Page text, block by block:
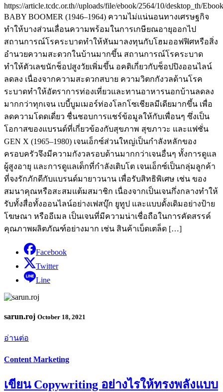
https://article.tcdc.or.th//uploads/file/ebook/2564/10/desktop_th/
BABY BOOMER (1946–1964) ความไม่แน่นอนทางเศรษฐกิจ
ทำให้บางส่วนเลื่อนความพร้อมในการเกษียณอายุออกไป
สถานการณ์โรคระบาดทำให้หันมาลงทุนกับโฮมออฟฟิศหรือสิ่ง
อำนวยความสะดวกในบ้านมากขึ้น สถานการณ์โรคระบาด
ทำให้ตัวเลขนักช็อปสูงวัยเพิ่มขึ้น อคติเกี่ยวกับช็อปปิงออนไลน์
ลดลง เนื่องจากความสะดวกสบาย ความวิตกกังวลด้านโรค
ระบาดทำให้อัตราการท่องเที่ยวและทานอาหารนอกบ้านลดลง
มากกว่าทุกเจน เบบี้บูมเมอร์ท่องโลกโซเชียลมีเดียมากขึ้น เพื่อ
ลดความโดดเดี่ยว ชื่นชอบการแชร์ข้อมูลให้กับเพื่อนๆ ซึ่งเป็น
โอกาสของแบรนด์ที่เกี่ยวข้องกับสุขภาพ สุขภาวะ และแฟชั่น
GEN X (1965–1980) เจนเอ็กซ์ส่วนใหญ่เป็นกำลังหลักของ
ครอบครัวจึงมีความกังวลรอบด้านมากกว่าเจนอื่นๆ ทั้งการดูแล
ผู้สูงอายุ และการดูแลเด็กที่กำลังเติบโต เจนเอ็กซ์เป็นกลุ่มลูกค้า
ที่จงรักภักดีกับแบรนด์มายาวนาน เพื่อรับสิทธิพิเศษ เช่น ของ
สมนาคุณหรือสะสมแต้มสมาชิก เนื่องจากเป็นเจนกึ่งกลางทำให้
รับทั้งสื่อทั้งออนไลน์อย่างเฟสบุ๊ก ยูทูป และแบบดั้งเดิมอย่างป้าย
โฆษณา หรืออีเมล เป็นเจนที่มีความน่าเชื่อถือในการคัดสรรค์
คุณภาพผลิตภัณฑ์อย่างมาก เช่น สินค้าเบ็ดเตล็ด […]
Facebook
Twitter
Line
sarun.roj October 18, 2021
อ่านต่อ
Content Marketing
เขียน Copywriting อย่างไรให้ทรงพลังแบบ